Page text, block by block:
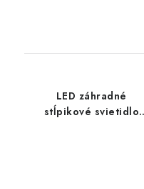
LED záhradné
stĺpikové svietidlo